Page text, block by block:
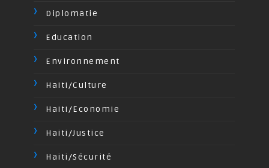
Diplomatie
Education
Environnement
Haiti/Culture
Haiti/Economie
Haiti/Justice
Haiti/Sécurité